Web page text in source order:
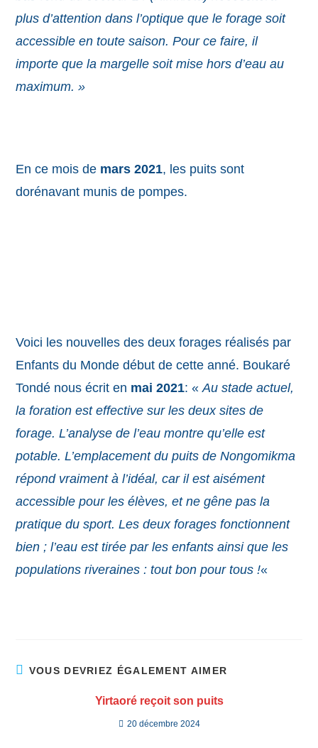
plus d’attention dans l’optique que le forage soit
accessible en toute saison. Pour ce faire, il
importe que la margelle soit mise hors d’eau au
maximum. »
En ce mois de mars 2021, les puits sont
dorénavant munis de pompes.
Voici les nouvelles des deux forages réalisés par
Enfants du Monde début de cette anné. Boukaré
Tondé nous écrit en mai 2021: «Au stade actuel,
la foration est effective sur les deux sites de
forage. L’analyse de l’eau montre qu’elle est
potable. L’emplacement du puits de Nongomikma
répond vraiment à l’idéal, car il est aisément
accessible pour les élèves, et ne gêne pas la
pratique du sport. Les deux forages fonctionnent
bien ; l’eau est tirée par les enfants ainsi que les
populations riveraines : tout bon pour tous !«
VOUS DEVRIEZ ÉGALEMENT AIMER
Yirtaoré reçoit son puits
20 décembre 2024